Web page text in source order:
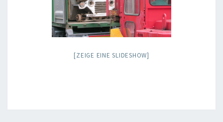
[ZEIGE EINE SLIDESHOW]